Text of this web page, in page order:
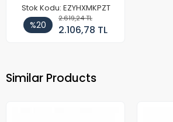
Stok Kodu: EZYHXMKPZT
%20
2.619,24 TL
2.106,78 TL
Similar Products